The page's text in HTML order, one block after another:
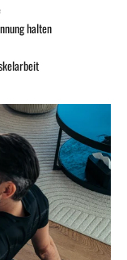
halten